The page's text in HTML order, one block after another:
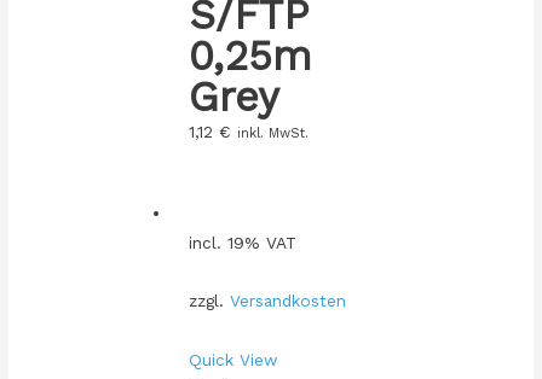
S/FTP
0,25m
Grey
1,12 € inkl. MwSt.
incl. 19% VAT
zzgl. Versandkosten
Quick View